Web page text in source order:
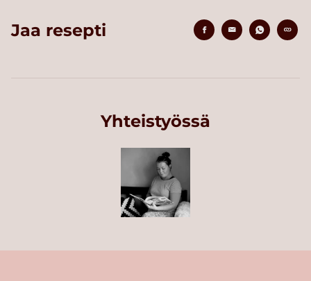
Jaa resepti
Yhteistyössä